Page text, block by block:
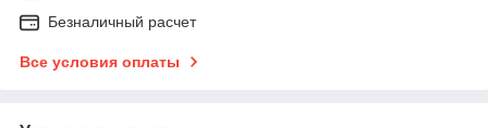
Безналичный расчет
Все условия оплаты